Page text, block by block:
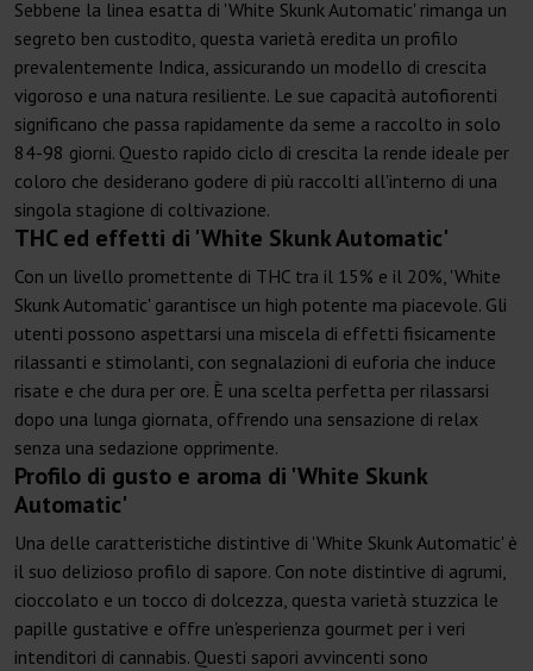
Sebbene la linea esatta di 'White Skunk Automatic' rimanga un
segreto ben custodito, questa varietà eredita un profilo
prevalentemente Indica, assicurando un modello di crescita
vigoroso e una natura resiliente. Le sue capacità autofiorenti
significano che passa rapidamente da seme a raccolto in solo
84-98 giorni. Questo rapido ciclo di crescita la rende ideale per
coloro che desiderano godere di più raccolti all'interno di una
singola stagione di coltivazione.
THC ed effetti di 'White Skunk Automatic'
Con un livello promettente di THC tra il 15% e il 20%, 'White
Skunk Automatic' garantisce un high potente ma piacevole. Gli
utenti possono aspettarsi una miscela di effetti fisicamente
rilassanti e stimolanti, con segnalazioni di euforia che induce
risate e che dura per ore. È una scelta perfetta per rilassarsi
dopo una lunga giornata, offrendo una sensazione di relax
senza una sedazione opprimente.
Profilo di gusto e aroma di 'White Skunk
Automatic'
Una delle caratteristiche distintive di 'White Skunk Automatic' è
il suo delizioso profilo di sapore. Con note distintive di agrumi,
cioccolato e un tocco di dolcezza, questa varietà stuzzica le
papille gustative e offre un'esperienza gourmet per i veri
intenditori di cannabis. Questi sapori avvincenti sono